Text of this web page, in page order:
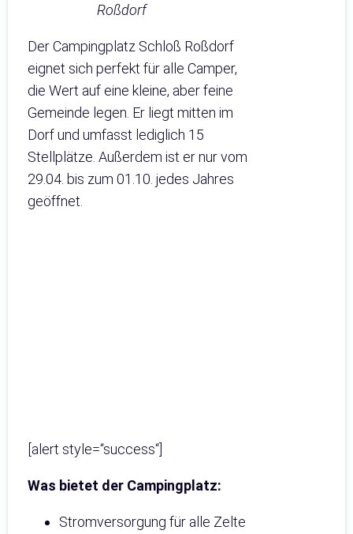
Roßdorf
Der Campingplatz Schloß Roßdorf
eignet sich perfekt für alle Camper,
die Wert auf eine kleine, aber feine
Gemeinde legen. Er liegt mitten im
Dorf und umfasst lediglich 15
Stellplätze. Außerdem ist er nur vom
29.04. bis zum 01.10. jedes Jahres
geöffnet.
[alert style=“success“]
Was bietet der Campingplatz:
Stromversorgung für alle Zelte